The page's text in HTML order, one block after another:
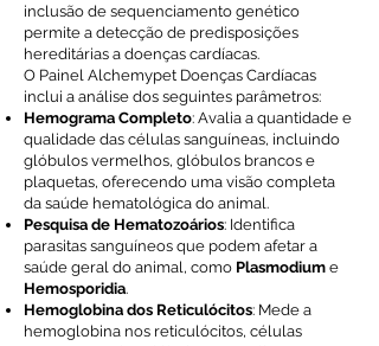
inclusão de sequenciamento genético
permite a detecção de predisposições
hereditárias a doenças cardíacas.
O Painel Alchemypet Doenças Cardíacas
inclui a análise dos seguintes parâmetros:
Hemograma Completo: Avalia a quantidade e
qualidade das células sanguíneas, incluindo
glóbulos vermelhos, glóbulos brancos e
plaquetas, oferecendo uma visão completa
da saúde hematológica do animal.
Pesquisa de Hematozoários: Identifica
parasitas sanguíneos que podem afetar a
saúde geral do animal, como Plasmodium e
Hemosporidia.
Hemoglobina dos Reticulócitos: Mede a
hemoglobina nos reticulócitos, células